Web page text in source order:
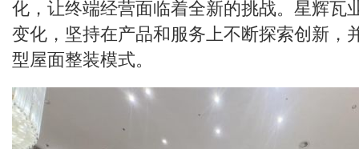
化，让终端经营面临着全新的挑战。星辉瓦
变化，坚持在产品和服务上不断探索创新，
型屋面整装模式。